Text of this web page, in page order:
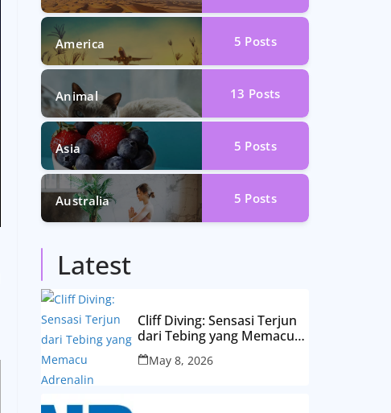
America 5 Posts
Animal 13 Posts
Asia 5 Posts
Australia 5 Posts
Latest
Cliff Diving: Sensasi Terjun
dari Tebing yang Memacu
Adrenalin
May 8, 2026